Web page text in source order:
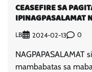
CEASEFIRE SA
IPINAGPASALAMAT
LB 2024-02-13 0
NAGPAPASALAMAT
mambabatas sa